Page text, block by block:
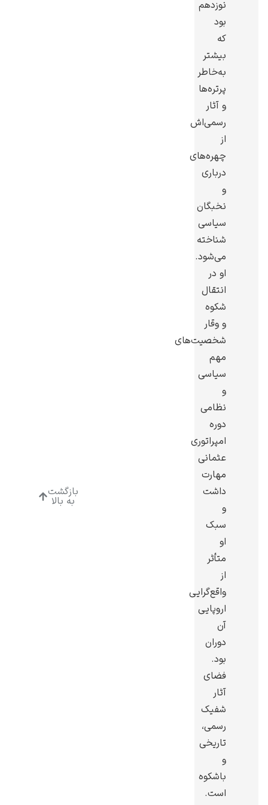
ادوارد هاپر
نوزدهم
بود
که
بیشتر
به‌خاطر
پرتره‌ها
و آثار
رسمی‌اش
از
چهره‌های
درباری
و
نخبگان
سیاسی
شناخته
می‌شود.
او در
انتقال
شکوه
و وقار
شخصیت‌های
مهم
سیاسی
و
نظامی
دوره
امپراتوری
عثمانی
مهارت
داشت
و
سبک
او
متأثر
از
واقع‌گرایی
اروپایی
آن
دوران
بود.
فضای
آثار
شفیک
رسمی،
تاریخی
و
باشکوه
است.
بازگشت
به بالا